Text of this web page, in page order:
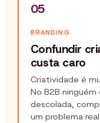
05
BRANDING
Confundir
custa caro
Criatividade é
No B2B
descolada,
um problema real.